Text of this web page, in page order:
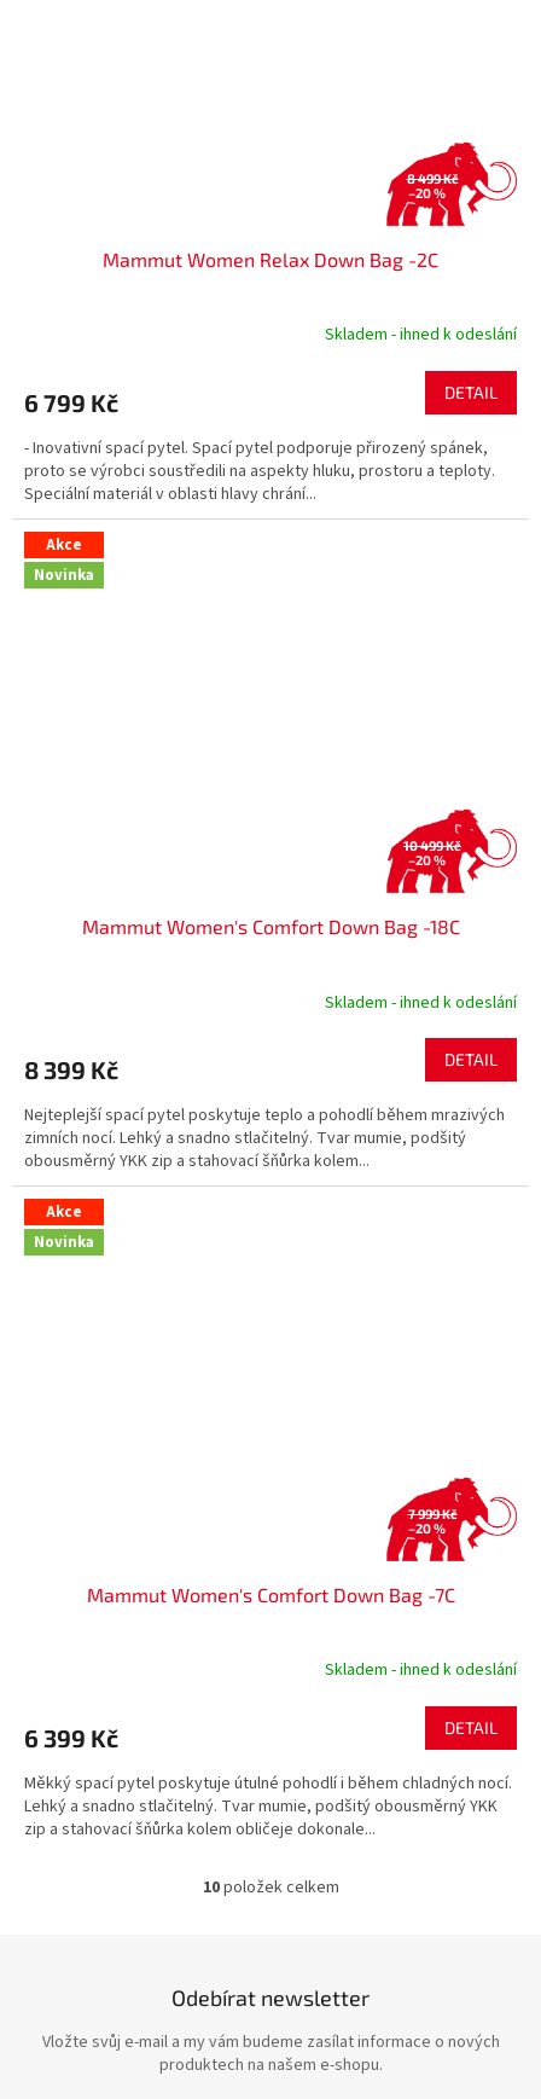
8 499 Kč
–20 %
Mammut Women Relax Down Bag -2C
Skladem - ihned k odeslání
6 799 Kč DETAIL
- Inovativní spací pytel. Spací pytel podporuje přirozený spánek,
proto se výrobci soustředili na aspekty hluku, prostoru a teploty.
Speciální materiál v oblasti hlavy chrání...
Akce
Novinka
10 499 Kč
–20 %
Mammut Women's Comfort Down Bag -18C
Skladem - ihned k odeslání
8 399 Kč DETAIL
Nejteplejší spací pytel poskytuje teplo a pohodlí během mrazivých
zimních nocí. Lehký a snadno stlačitelný. Tvar mumie, podšitý
obousměrný YKK zip a stahovací šňůrka kolem...
Akce
Novinka
7 999 Kč
–20 %
Mammut Women's Comfort Down Bag -7C
Skladem - ihned k odeslání
6 399 Kč DETAIL
Měkký spací pytel poskytuje útulné pohodlí i během chladných nocí.
Lehký a snadno stlačitelný. Tvar mumie, podšitý obousměrný YKK
zip a stahovací šňůrka kolem obličeje dokonale...
O
d
a
c
í
10položek celkem
Odebírat newsletter
Vložte svůj e-mail a my vám budeme zasílat informace o nových
produktech na našem e-shopu.